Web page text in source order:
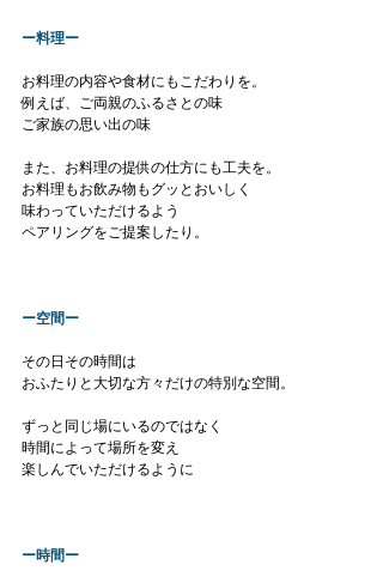
ー料理ー
お料理の内容や食材にもこだわりを。
例えば、ご両親のふるさとの味
ご家族の思い出の味
また、お料理の提供の仕方にも工夫を。
お料理もお飲み物もグッとおいしく
味わっていただけるよう
ペアリングをご提案したり。
ー空間ー
その日その時間は
おふたりと大切な方々だけの特別な空間。
ずっと同じ場にいるのではなく
時間によって場所を変え
楽しんでいただけるように
ー時間ー